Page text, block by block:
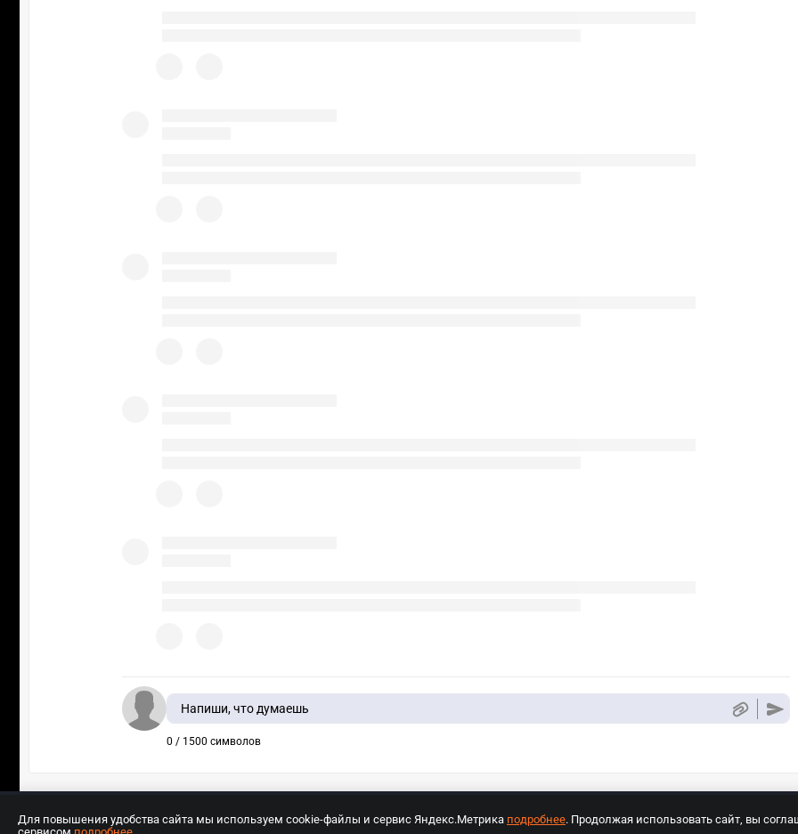
Напиши, что думаешь
0 / 1500 символов
Для повышения удобства сайта мы используем cookie-файлы и сервис Яндекс.Метрика подробнее. Продолжая использовать сайт, вы